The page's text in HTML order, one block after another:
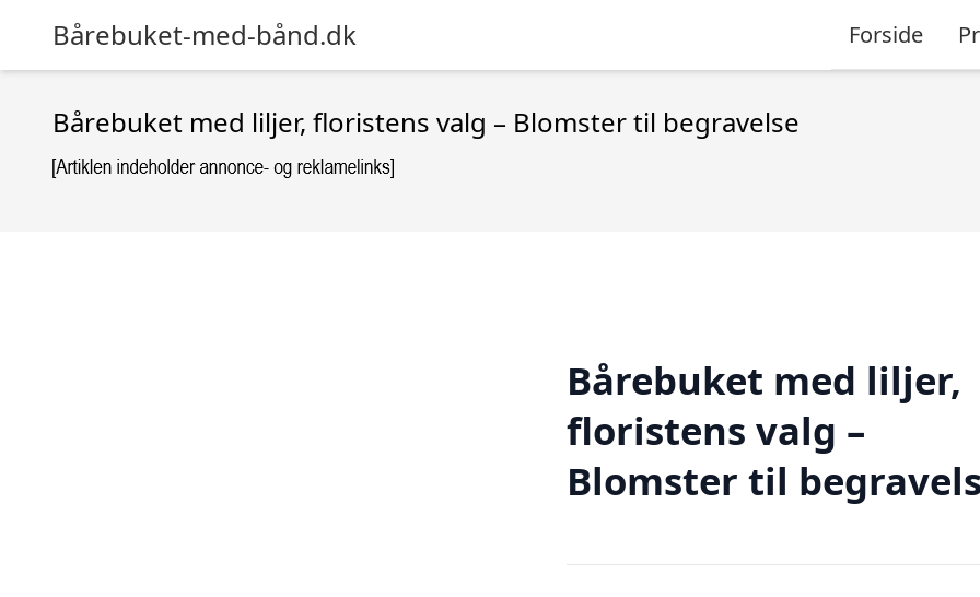
Bårebuket-med-bånd.dk Forside
Bårebuket med liljer, floristens valg – Blomster til begravelse
Bårebuket med liljer,
floristens valg –
Blomster til